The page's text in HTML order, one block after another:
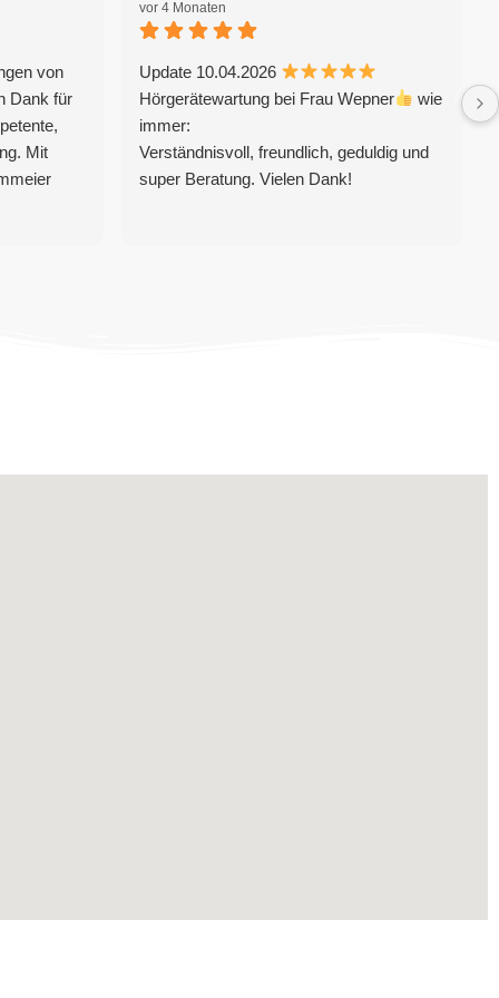
von
Dank für
Mit
vor 4 Monaten
Update 10.04.2026
Hörgerätewartung bei Frau Wepner
wie
immer:
Verständnisvoll, freundlich, geduldig und
super Beratung. Vielen Dank!